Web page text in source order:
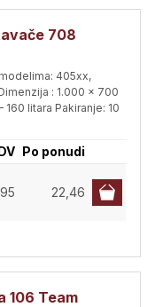
708
405xx,
: 1.000 x 700
litara Pakiranje: 10
Po ponudi
22,46
106 Team